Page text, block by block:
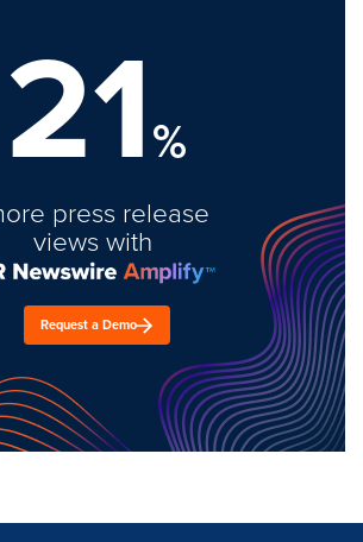
21%
press release
views with
Request a Demo